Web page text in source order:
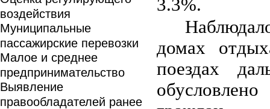
воздействия
Муниципальные
пассажирские перевозки
Малое и среднее
предпринимательство
Выявление
правообладателей ранее
3.3%.
домах
поездах